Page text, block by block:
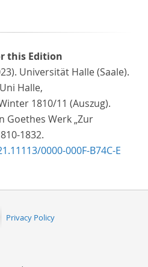
this Edition
Universität Halle (Saale).
Halle,
1810/11 (Auszug).
Goethes Werk „Zur
1832.
0000-000F-B74C-E
Privacy Policy